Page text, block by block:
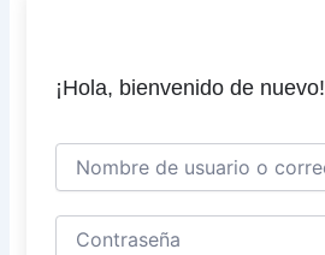
¡Hola, bienvenido de nuevo!